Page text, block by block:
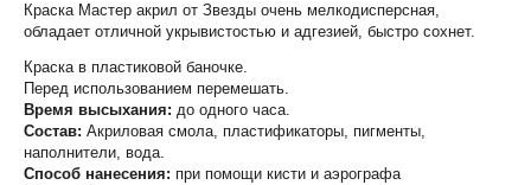
Краска Мастер акрил от Звезды очень мелкодисперсная,
обладает отличной укрывистостью и адгезией, быстро сохнет.
Краска в пластиковой баночке.
Перед использованием перемешать.
Время высыхания: до одного часа.
Состав: Акриловая смола, пластификаторы, пигменты,
наполнители, вода.
Способ нанесения: при помощи кисти и аэрографа